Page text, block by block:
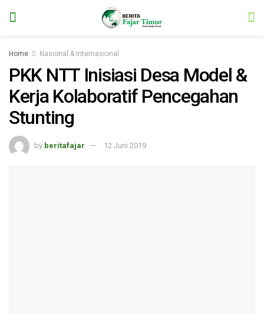
Home Nasional & Internasional
PKK NTT Inisiasi Desa Model &
Kerja Kolaboratif Pencegahan
Stunting
by beritafajar 12 Juni 2019